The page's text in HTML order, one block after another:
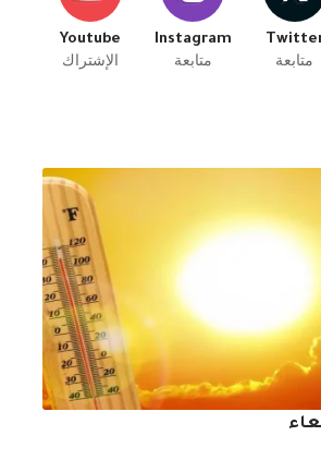
متابعة
Instagram
متابعة
Youtube
الإشتراك